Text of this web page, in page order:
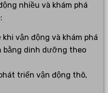
nhiều và khám phá
vận động và khám phá
bằng dinh dưỡng theo
triển vận động thô,